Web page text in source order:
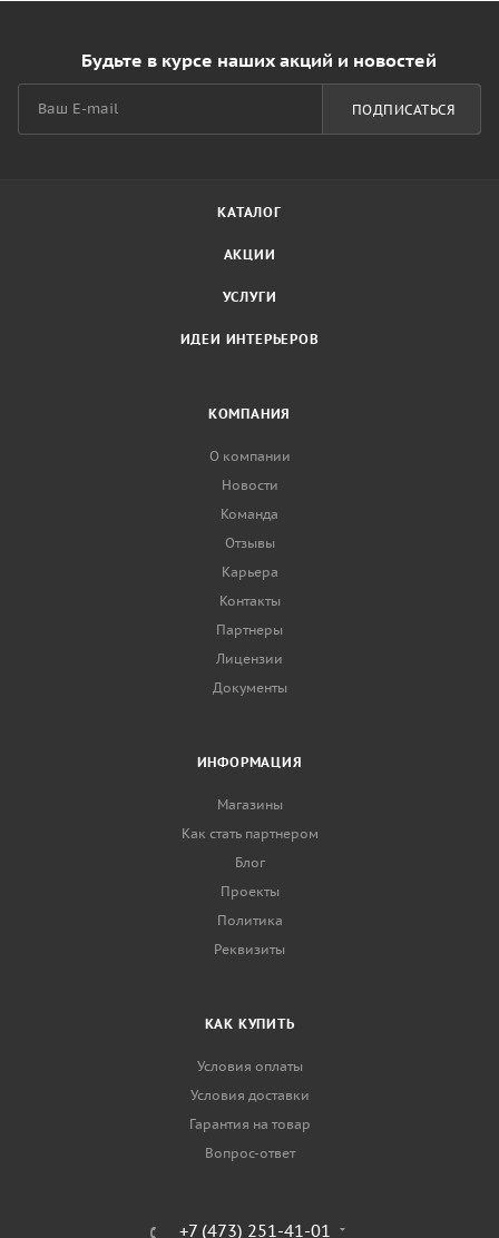
Будьте в курсе наших акций и новостей
ПОДПИСАТЬСЯ
КАТАЛОГ
АКЦИИ
УСЛУГИ
ИДЕИ ИНТЕРЬЕРОВ
КОМПАНИЯ
О компании
Новости
Команда
Отзывы
Карьера
Контакты
Партнеры
Лицензии
Документы
ИНФОРМАЦИЯ
Магазины
Как стать партнером
Блог
Проекты
Политика
Реквизиты
КАК КУПИТЬ
Условия оплаты
Условия доставки
Гарантия на товар
Вопрос-ответ
+7 (473) 251-41-01